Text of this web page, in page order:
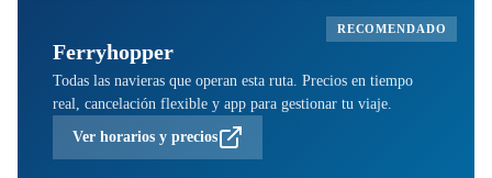
RECOMENDADO
Ferryhopper
Todas las navieras que operan esta ruta. Precios en tiempo
real, cancelación flexible y app para gestionar tu viaje.
Ver horarios y precios